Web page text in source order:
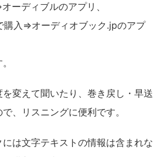
ーディブルのアプリ、
購入⇒オーディオブック.jpのアプ
変えて聞いたり、巻き戻し・早送
、リスニングに便利です。
は文字テキストの情報は含まれな